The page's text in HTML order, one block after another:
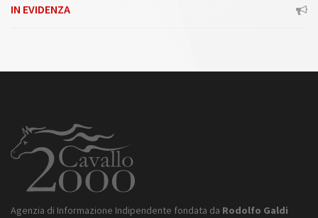
IN EVIDENZA
Agenzia di Informazione Indipendente fondata da Rodolfo Galdi